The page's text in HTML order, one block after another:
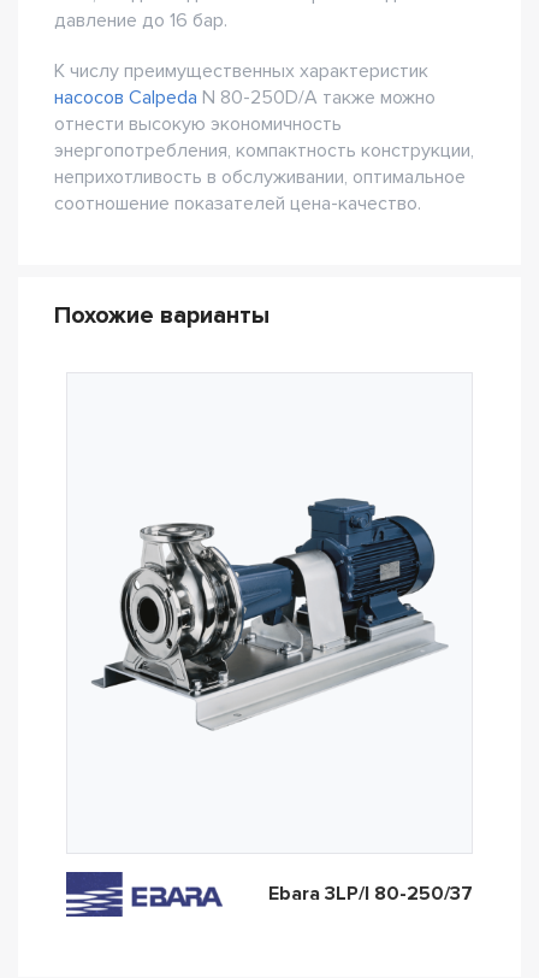
давление до 16 бар.
К числу преимущественных характеристик
насосов Calpeda N 80-250D/A также можно
отнести высокую экономичность
энергопотребления, компактность конструкции,
неприхотливость в обслуживании, оптимальное
соотношение показателей цена-качество.
Похожие варианты
Ebara 3LP/I 80-250/37